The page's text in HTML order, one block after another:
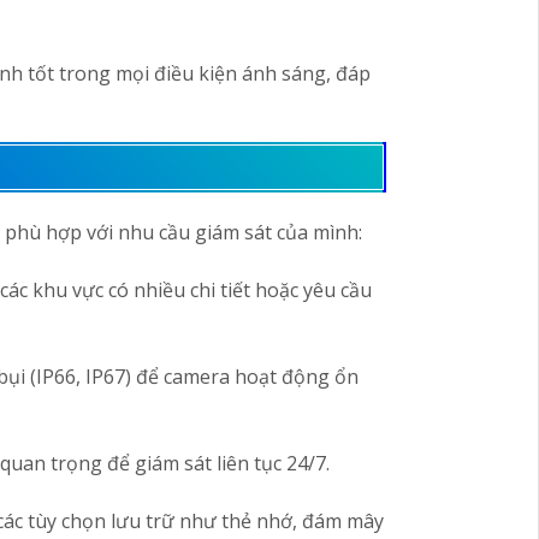
tốt trong mọi điều kiện ánh sáng, đáp
hợp với nhu cầu giám sát của mình:
khu vực có nhiều chi tiết hoặc yêu cầu
(IP66, IP67) để camera hoạt động ổn
trọng để giám sát liên tục 24/7.
tùy chọn lưu trữ như thẻ nhớ, đám mây